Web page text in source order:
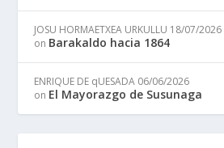
JOSU HORMAETXEA URKULLU 18/07/2026
on Barakaldo hacia 1864
ENRIQUE DE qUESADA 06/06/2026
on El Mayorazgo de Susunaga